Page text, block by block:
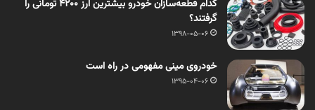
کدام قطعه‌سازان خودرو بیشترین ارز ۴۲۰۰ تومانی را
گرفتند؟
1398-05-06
خودروی مینی مفهومی در راه است
1395-04-06